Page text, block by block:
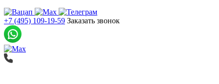
+7 (495) 109-19-59 Заказать звонок